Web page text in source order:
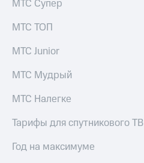
МТС Супер
МТС ТОП
МТС Junior
МТС Мудрый
МТС Налегке
Тарифы для спутникового ТВ
Год на максимуме